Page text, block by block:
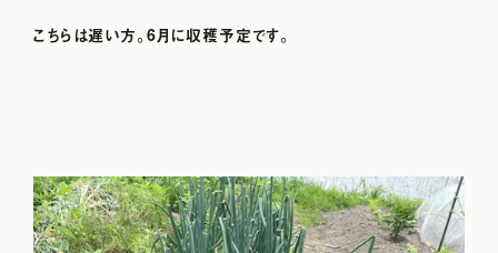
こちらは遅い方。6月に収穫予定です。